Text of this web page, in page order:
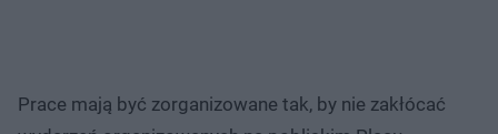
Prace mają być zorganizowane tak, by nie zakłócać